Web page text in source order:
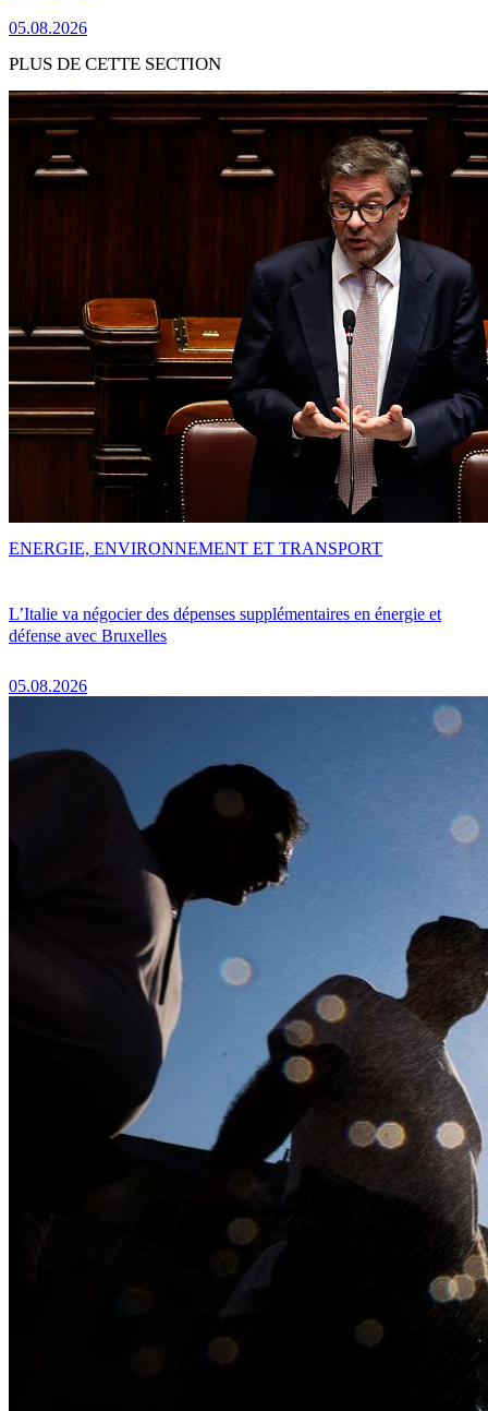
05.08.2026
PLUS DE CETTE SECTION
L’Italie va négocier des dépenses supplémentaires en énergie et
défense avec Bruxelles
05.08.2026
ENERGIE, ENVIRONNEMENT ET TRANSPORT